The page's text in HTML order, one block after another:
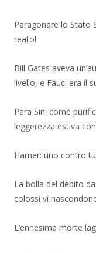
Paragonare lo Stato
reato!
Bill Gates aveva
livello, e Fauci era il
Para Sin: come
leggerezza estiva
Hamer: uno contro
La bolla del debito
colossi vi
L’ennesima morte